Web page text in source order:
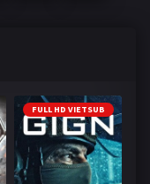
FULL HD VIETSUB